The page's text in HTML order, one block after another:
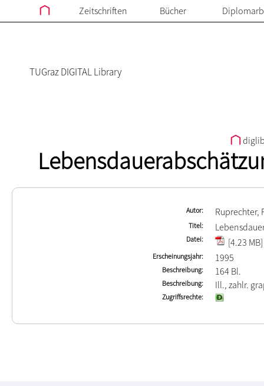
Zeitschriften Bücher
TUGraz DIGITAL Library
Autor Ruprechter,
Titel
Datei [4.23 MB]
Erscheinungsjahr 1995
Beschreibung 164 Bl.
Beschreibung Ill., zahlr.
Zugriffsrechte